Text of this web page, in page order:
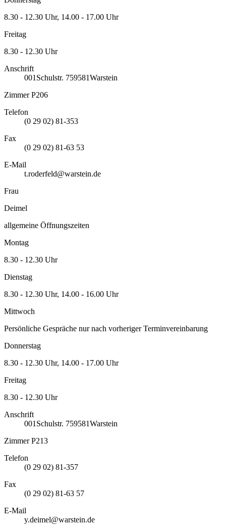
8.30 - 12.30 Uhr, 14.00 - 17.00 Uhr
Freitag
8.30 - 12.30 Uhr
Anschrift
001 Schulstr. 759581Warstein
Zimmer P206
Telefon
(0 29 02) 81-353
Fax
(0 29 02) 81-63 53
E-Mail
t.roderfeld@warstein.de
Frau
Deimel
allgemeine Öffnungszeiten
Montag
8.30 - 12.30 Uhr
Dienstag
8.30 - 12.30 Uhr, 14.00 - 16.00 Uhr
Mittwoch
Persönliche Gespräche nur nach vorheriger Terminvereinbarung
Donnerstag
8.30 - 12.30 Uhr, 14.00 - 17.00 Uhr
Freitag
8.30 - 12.30 Uhr
Anschrift
001 Schulstr. 759581Warstein
Zimmer P213
Telefon
(0 29 02) 81-357
Fax
(0 29 02) 81-63 57
E-Mail
y.deimel@warstein.de